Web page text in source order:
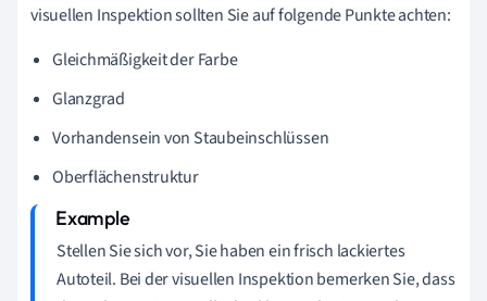
visuellen Inspektion sollten Sie auf folgende Punkte achten:
Gleichmäßigkeit der Farbe
Glanzgrad
Vorhandensein von Staubeinschlüssen
Oberflächenstruktur
Stellen Sie sich vor, Sie haben ein frisch lackiertes
Autoteil. Bei der visuellen Inspektion bemerken Sie, dass